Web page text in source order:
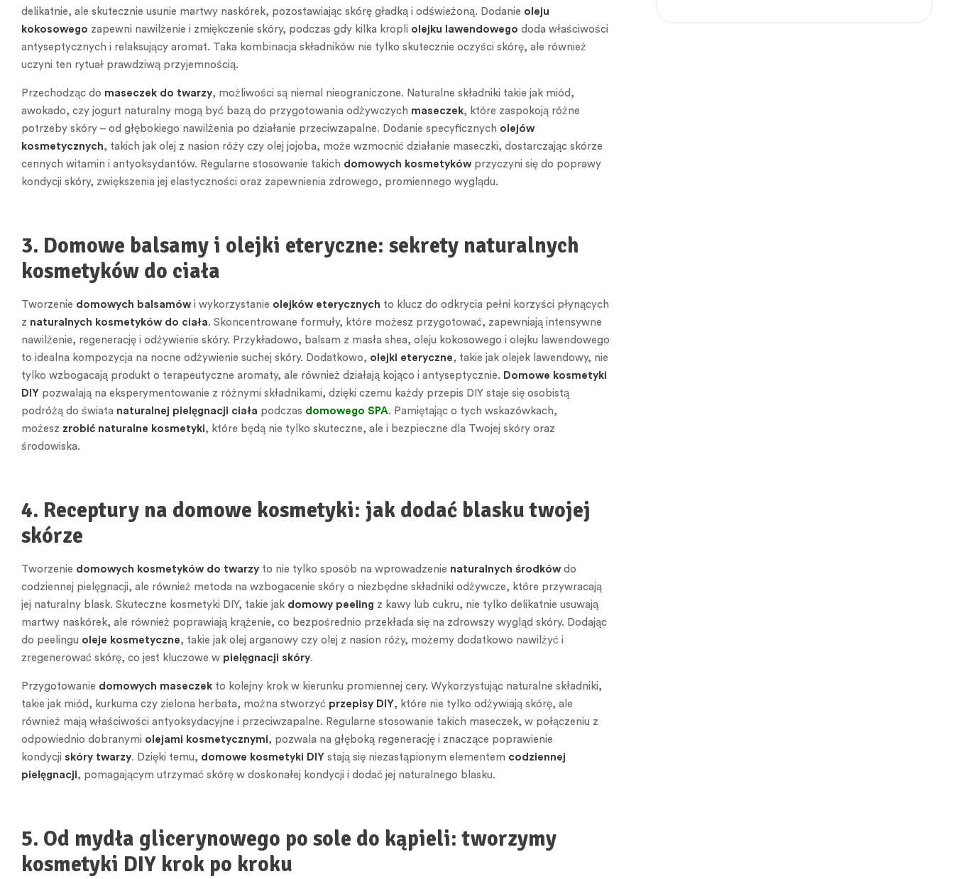
delikatnie, ale skutecznie usunie martwy naskórek, pozostawiając skórę gładką i odświeżoną. Dodanie oleju
kokosowego zapewni nawilżenie i zmiękczenie skóry, podczas gdy kilka kropli olejku lawendowego doda właściwości
antyseptycznych i relaksujący aromat. Taka kombinacja składników nie tylko skutecznie oczyści skórę, ale również
uczyni ten rytuał prawdziwą przyjemnością.
Przechodząc do maseczek do twarzy, możliwości są niemal nieograniczone. Naturalne składniki takie jak miód,
awokado, czy jogurt naturalny mogą być bazą do przygotowania odżywczych maseczek, które zaspokoją różne
potrzeby skóry – od głębokiego nawilżenia po działanie przeciwzapalne. Dodanie specyficznych olejów
kosmetycznych, takich jak olej z nasion róży czy olej jojoba, może wzmocnić działanie maseczki, dostarczając skórze
cennych witamin i antyoksydantów. Regularne stosowanie takich domowych kosmetykówprzyczyni się do poprawy
kondycji skóry, zwiększenia jej elastyczności oraz zapewnienia zdrowego, promiennego wyglądu.
3. Domowe balsamy i olejki eteryczne: sekrety naturalnych
kosmetyków do ciała
Tworzenie domowych balsamówi wykorzystanie olejków eterycznych to klucz do odkrycia pełni korzyści płynących
z naturalnych kosmetyków do ciała. Skoncentrowane formuły, które możesz przygotować, zapewniają intensywne
nawilżenie, regenerację i odżywienie skóry. Przykładowo, balsam z masła shea, oleju kokosowego i olejku lawendowego
to idealna kompozycja na nocne odżywienie suchej skóry. Dodatkowo, olejki eteryczne, takie jak olejek lawendowy, nie
tylko wzbogacają produkt o terapeutyczne aromaty, ale również działają kojąco i antyseptycznie. Domowe kosmetyki
DIY pozwalają na eksperymentowanie z różnymi składnikami, dzięki czemu każdy przepis DIY staje się osobistą
podróżą do świata naturalnej pielęgnacji ciała podczas domowego SPA. Pamiętając o tych wskazówkach,
możesz zrobić naturalne kosmetyki, które będą nie tylko skuteczne, ale i bezpieczne dla Twojej skóry oraz
środowiska.
4. Receptury na domowe kosmetyki: jak dodać blasku twojej
skórze
Tworzenie domowych kosmetyków do twarzy to nie tylko sposób na wprowadzenie naturalnych środkówdo
codziennej pielęgnacji, ale również metoda na wzbogacenie skóry o niezbędne składniki odżywcze, które przywracają
jej naturalny blask. Skuteczne kosmetyki DIY, takie jak domowy peeling z kawy lub cukru, nie tylko delikatnie usuwają
martwy naskórek, ale również poprawiają krążenie, co bezpośrednio przekłada się na zdrowszy wygląd skóry. Dodając
do peelingu oleje kosmetyczne, takie jak olej arganowy czy olej z nasion róży, możemy dodatkowo nawilżyć i
zregenerować skórę, co jest kluczowe w pielęgnacji skóry.
Przygotowanie domowych maseczek to kolejny krok w kierunku promiennej cery. Wykorzystując naturalne składniki,
takie jak miód, kurkuma czy zielona herbata, można stworzyć przepisy DIY, które nie tylko odżywiają skórę, ale
również mają właściwości antyoksydacyjne i przeciwzapalne. Regularne stosowanie takich maseczek, w połączeniu z
odpowiednio dobranymi olejami kosmetycznymi, pozwala na głęboką regenerację i znaczące poprawienie
kondycji skóry twarzy. Dzięki temu, domowe kosmetyki DIY stają się niezastąpionym elementem codziennej
pielęgnacji, pomagającym utrzymać skórę w doskonałej kondycji i dodać jej naturalnego blasku.
5. Od mydła glicerynowego po sole do kąpieli: tworzymy
kosmetyki DIY krok po kroku